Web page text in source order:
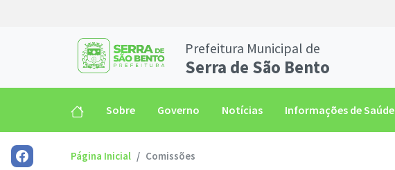
Prefeitura Municipal de
Serra de São Bento
Sobre Governo Notícias Informações de Saúde
Página Inicial Comissões